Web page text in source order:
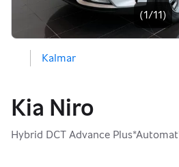
(1/11)
Kalmar
Kia Niro
Hybrid DCT Advance